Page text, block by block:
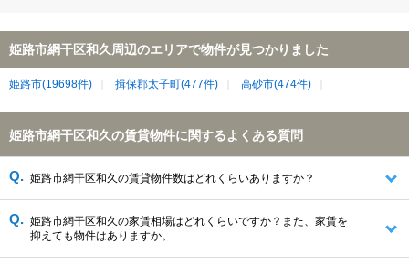
姫路市網干区和久周辺のエリアで物件が見つかりました
姫路市(19698件) 揖保郡太子町(477件) 高砂市(474件)
姫路市網干区和久の賃貸物件に関するよくある質問
姫路市網干区和久の賃貸物件数はどれくらいありますか？
姫路市網干区和久の家賃相場はどれくらいですか？また、家賃を
抑えても物件はありますか。